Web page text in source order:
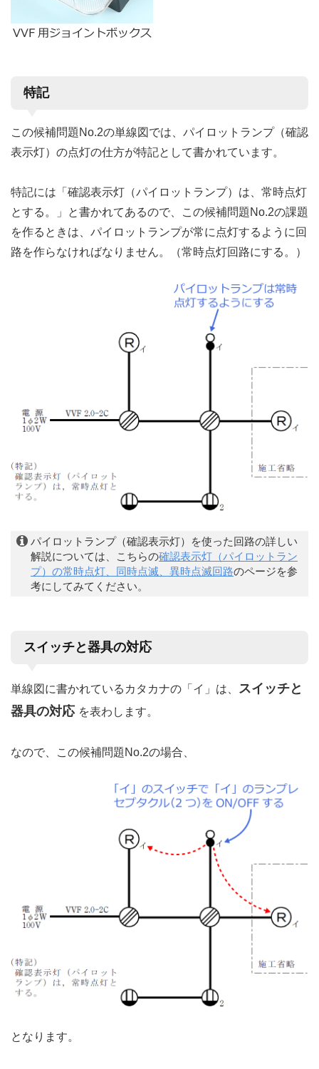
特記
この候補問題No.2の単線図では、パイロットランプ（確認
表示灯）の点灯の仕方が特記として書かれています。
特記には「確認表示灯（パイロットランプ）は、常時点灯
とする。」と書かれてあるので、この候補問題No.2の課題
を作るときは、パイロットランプが常に点灯するように回
路を作らなければなりません。（常時点灯回路にする。）
パイロットランプ（確認表示灯）を使った回路の詳しい
解説については、こちらの確認表示灯（パイロットラン
プ）の常時点灯、同時点滅、異時点滅回路のページを参
考にしてみてください。
スイッチと器具の対応
単線図に書かれているカタカナの「イ」は、
スイッチと
器具の対応 を表わします。
なので、この候補問題No.2の場合、
となります。